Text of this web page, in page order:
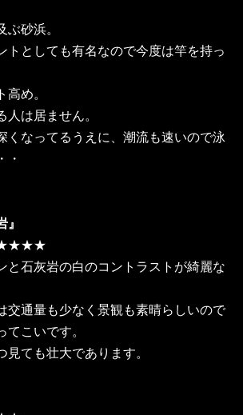
ぶ砂浜。
トとしても有名なので今度は竿を持っ
高め。
人は居ません。
くなってるうえに、潮流も速いので泳
・
』
と石灰岩の白のコントラストが綺麗な
交通量も少なく景観も素晴らしいので
てこいです。
見ても壮大であります。